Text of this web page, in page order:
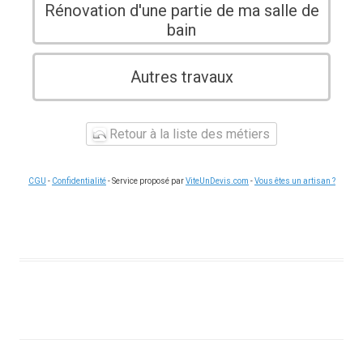
Rénovation d'une partie de ma salle de
bain
Autres travaux
Retour à la liste des métiers
CGU - Confidentialité- Service proposé parViteUnDevis.com -Vous êtes un artisan ?